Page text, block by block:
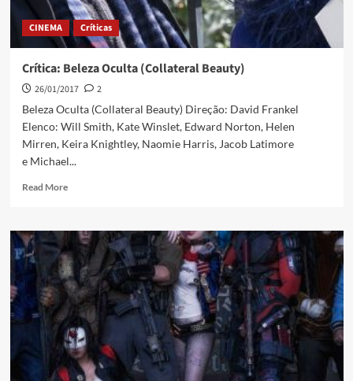
CINEMA Críticas
Crítica: Beleza Oculta (Collateral Beauty)
26/01/2017
2
Beleza Oculta (Collateral Beauty) Direção: David Frankel
Elenco: Will Smith, Kate Winslet, Edward Norton, Helen
Mirren, Keira Knightley, Naomie Harris, Jacob Latimore
e Michael...
Read More